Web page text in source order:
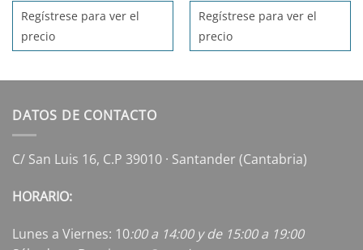
Regístrese para ver el
precio
Regístrese para ver el
precio
DATOS DE CONTACTO
C/ San Luis 16, C.P 39010 · Santander (Cantabria)
HORARIO:
Lunes a Viernes: 10:00 a 14:00 y de 15:00 a 19:00